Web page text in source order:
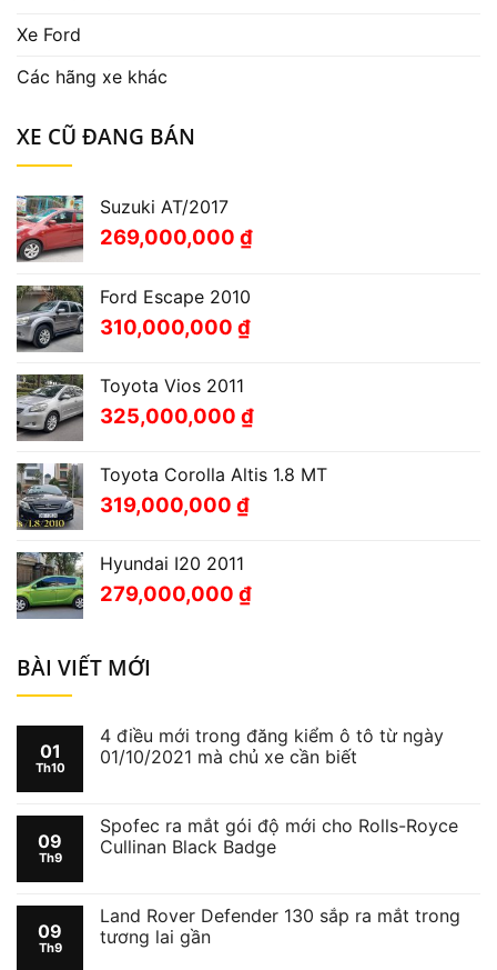
Xe Ford
Các hãng xe khác
XE CŨ ĐANG BÁN
Suzuki AT/2017
269,000,000 ₫
Ford Escape 2010
310,000,000 ₫
Toyota Vios 2011
325,000,000 ₫
Toyota Corolla Altis 1.8 MT
319,000,000 ₫
Hyundai I20 2011
279,000,000 ₫
BÀI VIẾT MỚI
01
Th10
4 điều mới trong đăng kiểm ô tô từ ngày
01/10/2021 mà chủ xe cần biết
09
Th9
Spofec ra mắt gói độ mới cho Rolls-Royce
Cullinan Black Badge
09
Th9
Land Rover Defender 130 sắp ra mắt trong
tương lai gần